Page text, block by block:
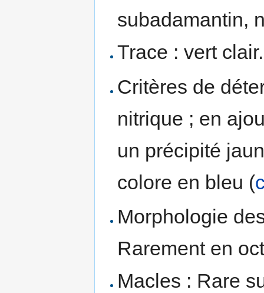
subadamantin,
Trace : vert clair.
Critères de
nitrique ; en
un précipité
colore en bleu (
Morphologie
Rarement en
Macles : Rare